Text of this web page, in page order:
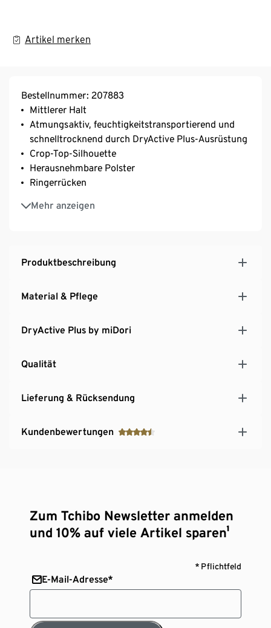
Artikel merken
Bestellnummer: 207883
Mittlerer Halt
Atmungsaktiv, feuchtigkeitstransportierend und
schnelltrocknend durch DryActive Plus-Ausrüstung
Crop-Top-Silhouette
Herausnehmbare Polster
Ringerrücken
Mehr anzeigen
Vorne und hinten mehrlagig verarbeitet
Optimaler Halt durch breites Unterbrustgummi mit
Ohne Verschluss
Softes, elastisches Material mit der Faser Creora® –
Produktbeschreibung
Material & Pflege
DryActive Plus by miDori
Qualität
Lieferung & Rücksendung
Kundenbewertungen
Zum Tchibo Newsletter anmelden
und 10% auf viele Artikel sparen¹
* Pflichtfeld
E-Mail-Adresse*